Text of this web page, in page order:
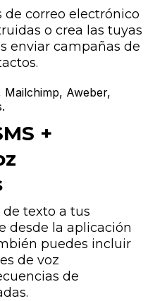
de correo electrónico
o crea las tuyas
enviar campañas de
Mailchimp, Aweber,
+
texto a tus
desde la aplicación
puedes incluir
de voz
de